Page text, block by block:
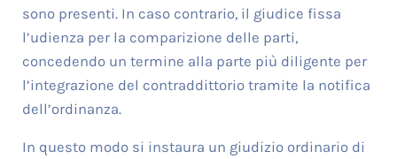
sono presenti. In caso contrario, il giudice fissa
l’udienza per la comparizione delle parti,
concedendo un termine alla parte più diligente per
l’integrazione del contraddittorio tramite la notifica
dell’ordinanza.
In questo modo si instaura un giudizio ordinario di